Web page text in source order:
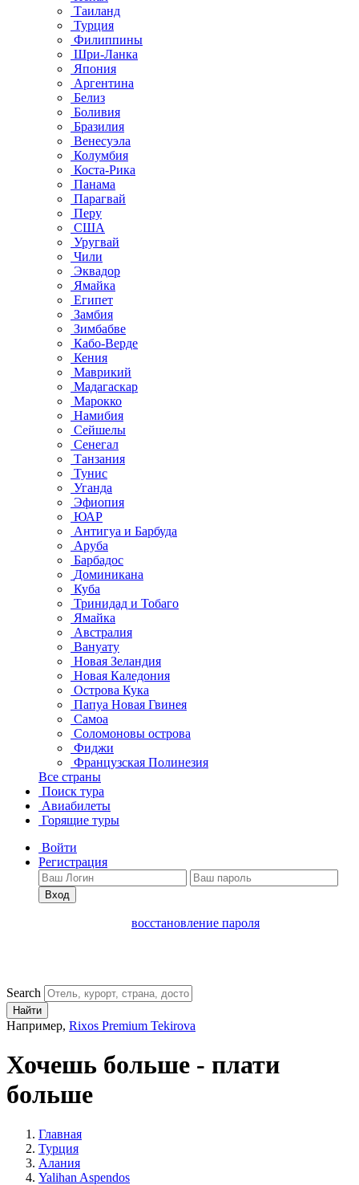
Таиланд
Турция
Филиппины
Шри-Ланка
Япония
Аргентина
Белиз
Боливия
Бразилия
Венесуэла
Колумбия
Коста-Рика
Панама
Парагвай
Перу
США
Уругвай
Чили
Эквадор
Ямайка
Египет
Замбия
Зимбабве
Кабо-Верде
Кения
Маврикий
Мадагаскар
Марокко
Намибия
Сейшелы
Сенегал
Танзания
Тунис
Уганда
Эфиопия
ЮАР
Антигуа и Барбуда
Аруба
Барбадос
Доминикана
Куба
Тринидад и Тобаго
Ямайка
Австралия
Вануату
Новая Зеландия
Новая Каледония
Острова Кука
Папуа Новая Гвинея
Самоа
Соломоновы острова
Фиджи
Французская Полинезия
Все страны
Поиск тура
Авиабилеты
Горящие туры
Войти
Регистрация
Вход
восстановление пароля
Search
Найти
Например, Rixos Premium Tekirova
Хочешь больше - плати
больше
Главная
Турция
Алания
Yalihan Aspendos